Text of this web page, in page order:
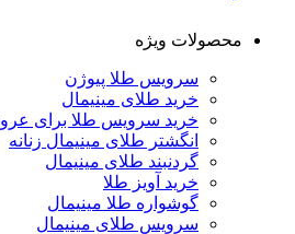
محصولات ویژه
سرویس طلا پیوژن
خرید طلای مینیمال
خرید سرویس طلا برای
انگشتر طلای مینیمال زنانه
گردنبند طلای مینیمال
خرید آویز طلا
گوشواره طلا مینیمال
سرویس طلای مینیمال